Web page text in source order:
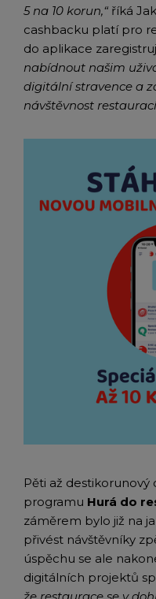
5 na 10 korun,“ říká
cashbacku platí pro
do aplikace
nabídnout našim
digitální stravence a
návštěvnost
Pěti až destikorunový
programu Hurá do
záměrem bylo již na
přivést návštěvníky
úspěchu se ale
digitálních projektů